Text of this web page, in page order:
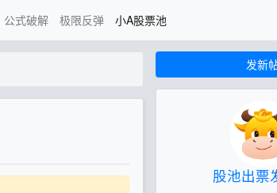
公式破解 极限反弹 小A股票池
发新
股池出票